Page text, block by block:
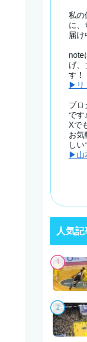
私の
に、
届け
note
げ、
す！
▶リ
ブロ
です
Xで
お気
しい
▶山
人気記